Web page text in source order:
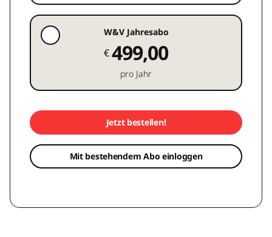
W&V Jahresabo
€499,00
pro Jahr
Jetzt bestellen!
Mit bestehendem Abo einloggen